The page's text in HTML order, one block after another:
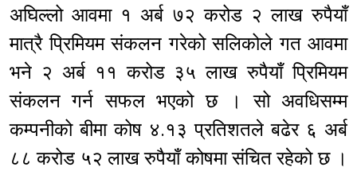
अघिल्लो आवमा १ अर्ब ७२ करोड २ लाख रुपैयाँ
मात्रै प्रिमियम संकलन गरेको सलिकोले गत आवमा
भने २ अर्ब ११ करोड ३५ लाख रुपैयाँ प्रिमियम
संकलन गर्न सफल भएको छ । सो अवधिसम्म
कम्पनीको बीमा कोष ४.१३ प्रतिशतले बढेर ६ अर्ब
८८ करोड ५२ लाख रुपैयाँ कोषमा संचित रहेको छ ।